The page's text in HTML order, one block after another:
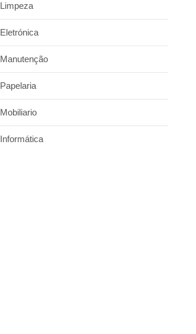
Limpeza
Eletrónica
Manutenção
Papelaria
Mobiliario
Informática